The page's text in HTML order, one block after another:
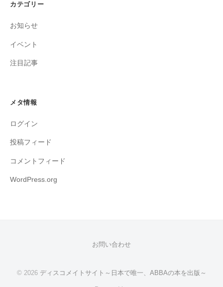
カテゴリー
お知らせ
イベント
注目記事
メタ情報
ログイン
投稿フィード
コメントフィード
WordPress.org
お問い合わせ
© 2026 ディスコメイトサイト～日本で唯一、ABBAの本を出版～